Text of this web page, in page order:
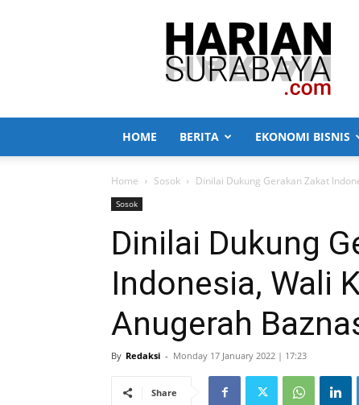
Harian
Surabaya
HOME BERITA EKONOMI BISNIS
Home Sosok Dinilai Dukung Gerakan Zakat
Sosok
Dinilai Dukung
Indonesia, Wali
Anugerah
By Redaksi - Monday 17 January 2022 | 17:23
Share